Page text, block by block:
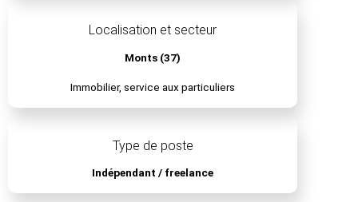
Localisation et secteur
Monts (37)
Immobilier, service aux particuliers
Type de poste
Indépendant / freelance